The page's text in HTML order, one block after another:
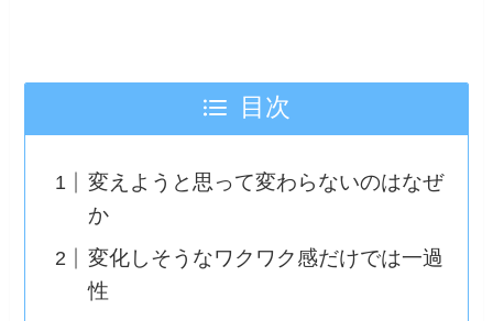
目次
変えようと思って変わらないのはなぜ
か
変化しそうなワクワク感だけでは一過
性